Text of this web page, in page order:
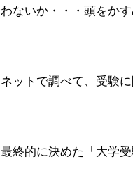
ないか・・・頭をか
ットで調べて、受験
終的に決めた「大学